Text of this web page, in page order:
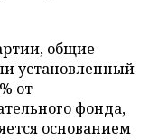
общие
установленный
от
фонда,
основанием